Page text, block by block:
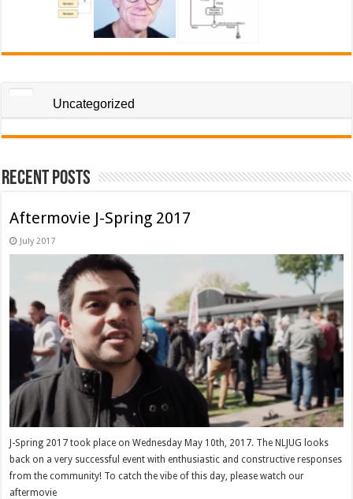
Uncategorized
Recent Posts
Aftermovie J-Spring 2017
July 2017
J-Spring 2017 took place on Wednesday May 10th, 2017. The NLJUG looks
back on a very successful event with enthusiastic and constructive responses
from the community! To catch the vibe of this day, please watch our
aftermovie